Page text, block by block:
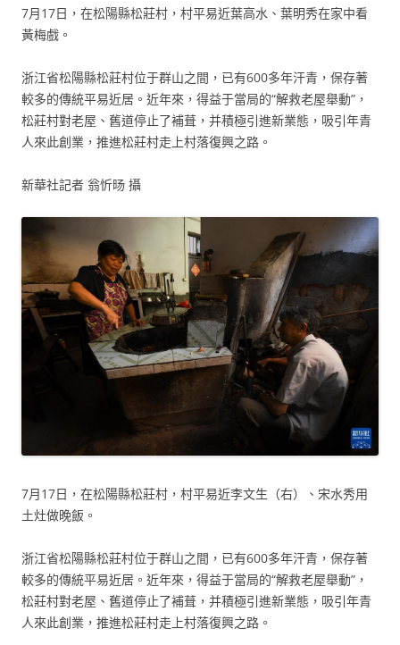
7月17日，在松陽縣松莊村，村平易近葉高水、葉明秀在家中看
黃梅戲。
浙江省松陽縣松莊村位于群山之間，已有600多年汗青，保存著
較多的傳統平易近居。近年來，得益于當局的“解救老屋舉動”，
松莊村對老屋、舊道停止了補葺，并積極引進新業態，吸引年青
人來此創業，推進松莊村走上村落復興之路。
新華社記者 翁忻旸 攝
7月17日，在松陽縣松莊村，村平易近李文生（右）、宋水秀用
土灶做晚飯。
浙江省松陽縣松莊村位于群山之間，已有600多年汗青，保存著
較多的傳統平易近居。近年來，得益于當局的“解救老屋舉動”，
松莊村對老屋、舊道停止了補葺，并積極引進新業態，吸引年青
人來此創業，推進松莊村走上村落復興之路。